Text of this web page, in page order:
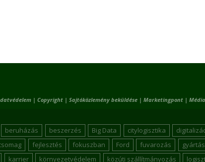
| Copyright | Sajtóközlemény beküldése | Marketingpont |
beruházás beszerzés Big Data citylogisztika
fejlesztés fokuszban Ford fuvarozás gyártás
karrier környezetvédelem közúti szállítmányozás